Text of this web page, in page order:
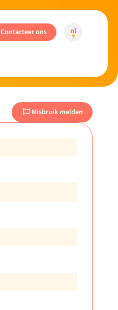
Contacteer ons nl
Misbruik melden